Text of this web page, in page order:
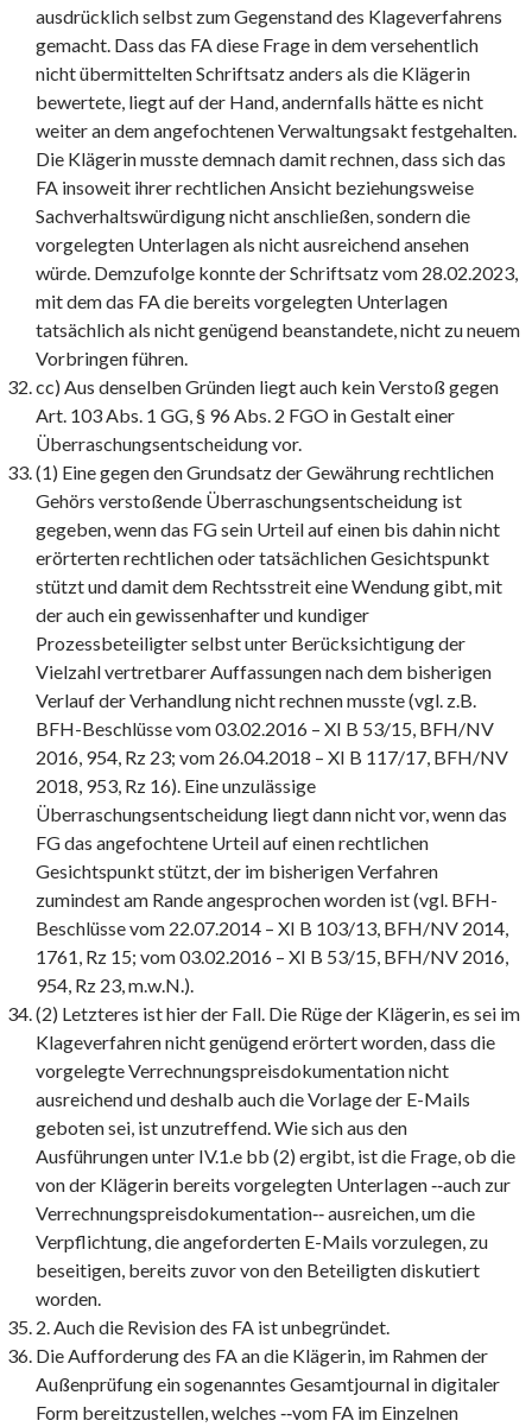
ausdrücklich selbst zum Gegenstand des Klageverfahrens
gemacht. Dass das FA diese Frage in dem versehentlich
nicht übermittelten Schriftsatz anders als die Klägerin
bewertete, liegt auf der Hand, andernfalls hätte es nicht
weiter an dem angefochtenen Verwaltungsakt festgehalten.
Die Klägerin musste demnach damit rechnen, dass sich das
FA insoweit ihrer rechtlichen Ansicht beziehungsweise
Sachverhaltswürdigung nicht anschließen, sondern die
vorgelegten Unterlagen als nicht ausreichend ansehen
würde. Demzufolge konnte der Schriftsatz vom 28.02.2023,
mit dem das FA die bereits vorgelegten Unterlagen
tatsächlich als nicht genügend beanstandete, nicht zu neuem
Vorbringen führen.
cc) Aus denselben Gründen liegt auch kein Verstoß gegen
Art. 103 Abs. 1 GG, § 96 Abs. 2 FGO in Gestalt einer
Überraschungsentscheidung vor.
(1) Eine gegen den Grundsatz der Gewährung rechtlichen
Gehörs verstoßende Überraschungsentscheidung ist
gegeben, wenn das FG sein Urteil auf einen bis dahin nicht
erörterten rechtlichen oder tatsächlichen Gesichtspunkt
stützt und damit dem Rechtsstreit eine Wendung gibt, mit
der auch ein gewissenhafter und kundiger
Prozessbeteiligter selbst unter Berücksichtigung der
Vielzahl vertretbarer Auffassungen nach dem bisherigen
Verlauf der Verhandlung nicht rechnen musste (vgl. z.B.
BFH-Beschlüsse vom 03.02.2016 – XI B 53/15, BFH/NV
2016, 954, Rz 23; vom 26.04.2018 – XI B 117/17, BFH/NV
2018, 953, Rz 16). Eine unzulässige
Überraschungsentscheidung liegt dann nicht vor, wenn das
FG das angefochtene Urteil auf einen rechtlichen
Gesichtspunkt stützt, der im bisherigen Verfahren
zumindest am Rande angesprochen worden ist (vgl. BFH-
Beschlüsse vom 22.07.2014 – XI B 103/13, BFH/NV 2014,
1761, Rz 15; vom 03.02.2016 – XI B 53/15, BFH/NV 2016,
954, Rz 23, m.w.N.).
(2) Letzteres ist hier der Fall. Die Rüge der Klägerin, es sei im
Klageverfahren nicht genügend erörtert worden, dass die
vorgelegte Verrechnungspreisdokumentation nicht
ausreichend und deshalb auch die Vorlage der E-Mails
geboten sei, ist unzutreffend. Wie sich aus den
Ausführungen unter IV.1.e bb (2) ergibt, ist die Frage, ob die
von der Klägerin bereits vorgelegten Unterlagen ‑‑auch zur
Verrechnungspreisdokumentation‑‑ ausreichen, um die
Verpflichtung, die angeforderten E-Mails vorzulegen, zu
beseitigen, bereits zuvor von den Beteiligten diskutiert
worden.
2. Auch die Revision des FA ist unbegründet.
Die Aufforderung des FA an die Klägerin, im Rahmen der
Außenprüfung ein sogenanntes Gesamtjournal in digitaler
Form bereitzustellen, welches ‑‑vom FA im Einzelnen